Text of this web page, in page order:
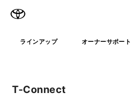
ラインアップ オーナーサポート
T-Connect